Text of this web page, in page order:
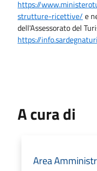
https://
strutture-ricettive/ e
dell'Assessorato del
https://
A cura di
Area